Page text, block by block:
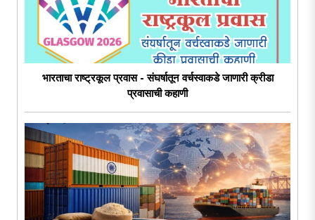
भारताचा राष्ट्रकूल प्रवास - संघर्षातून वर्चस्वाकडे जाणारी क्रीडा
प्रवासाची कहाणी